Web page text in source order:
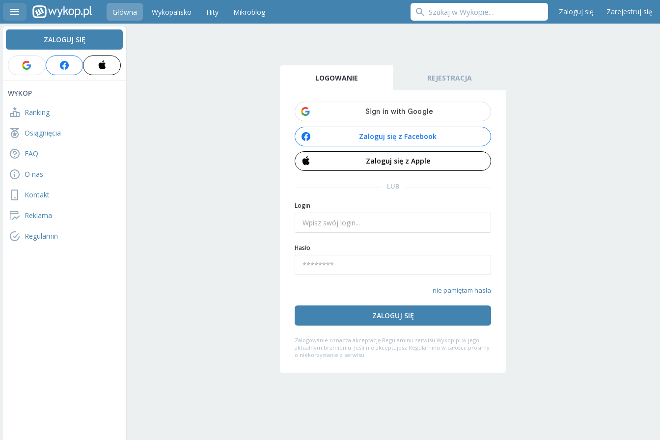
Główna Wykopalisko Hity Mikroblog Zaloguj się Zarejestruj się
ZALOGUJ SIĘ
WYKOP
Ranking
Osiągnięcia
FAQ
O nas
Kontakt
Reklama
Regulamin
LOGOWANIE REJESTRACJA
Zaloguj się z Facebook
Zaloguj się z Apple
LUB
Login
Hasło
nie pamiętam hasła
ZALOGUJ SIĘ
Zalogowanie oznacza akceptację Regulaminu serwisu Wykop.pl w jego
aktualnym brzmieniu. Jeśli nie akceptujesz Regulaminu w całości, prosimy
o niekorzystanie z serwisu.